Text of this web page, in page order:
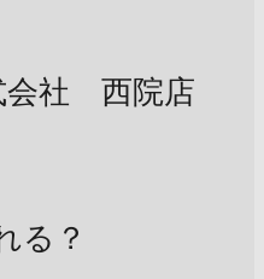
会社 西院店
る？